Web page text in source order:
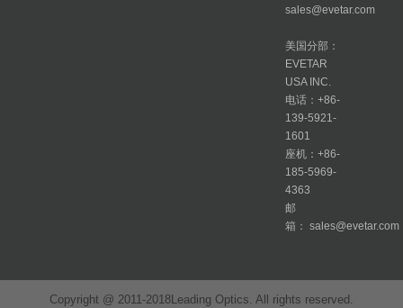
sales@evetar.com
美国分部：
EVETAR
USA INC.
电话：+86-
139-5921-
1601
座机：+86-
185-5969-
4363
邮
箱： sales@evetar.com
Copyright @ 2011-2018Leading Optics. All rights reserved.